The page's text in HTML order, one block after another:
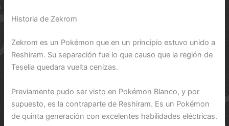
Historia de Zekrom
Zekrom es un Pokémon que en un principio estuvo unido a
Reshiram. Su separación fue lo que causo que la región de
Teselia quedara vuelta cenizas.
Previamente pudo ser visto en Pokémon Blanco, y por
supuesto, es la contraparte de Reshiram. Es un Pokémon
de quinta generación con excelentes habilidades eléctricas.